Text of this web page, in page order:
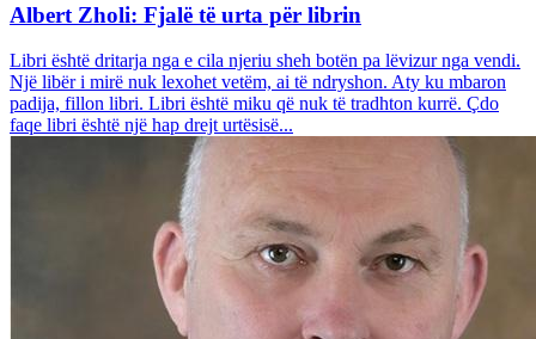
Albert Zholi: Fjalë të urta për librin
Libri është dritarja nga e cila njeriu sheh botën pa lëvizur nga vendi.
Një libër i mirë nuk lexohet vetëm, ai të ndryshon. Aty ku mbaron
padija, fillon libri. Libri është miku që nuk të tradhton kurrë. Çdo
faqe libri është një hap drejt urtësisë...